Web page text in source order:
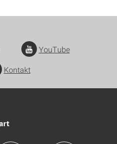
YouTube
Kontakt